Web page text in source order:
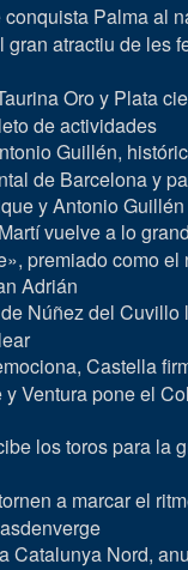
conquista Palma al
gran atractiu de les
Oro y Plata
de actividades
Guillén,
de Barcelona y
y Antonio Guillén
vuelve a lo
premiado como el
Adrián
Núñez del Cuvillo
Castella
y Ventura pone el
los toros para la
a marcar el
Catalunya Nord,